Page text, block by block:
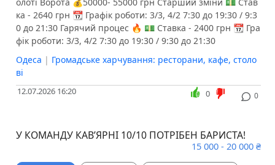
ка - 2640 грн 📆 Графік роботи: 3/3, 4/2 7:30 до 19:30 / 9:3
0 до 21:30 Гарячий процес 🔥 💵 Ставка - 2400 грн 📆 Гра
фік роботи: 3/3, 4/2 7:30 до 19:30 / 9:30 до 21:30
Одеса | Громадське харчування: ресторани, кафе, столо
ві
12.07.2026 16:20 0
0
У КОМАНДУ КАВ’ЯРНІ 10/10 ПОТРІБЕН БАРИСТА! ️
15 000 - 20 000 ₴